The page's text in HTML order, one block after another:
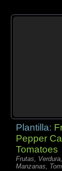
Plantilla:
Pepper
Tomatoes
Frutas,
Manzanas,